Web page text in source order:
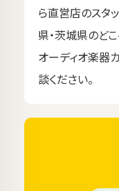
ら直営店のスタ
県・茨城県のど
オーディオ楽器
談ください。